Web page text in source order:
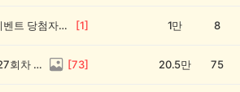
💰[당첨자 발표] 26회차 우리 동네 정보왕 이벤트 당첨자를 발표합니다! [1] 1만 8
💸 전원 2,000캐시 지급! 우리 동네 정보왕 27회차 (~8/10) [73] 20.5만 75